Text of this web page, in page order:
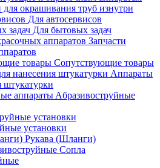
для окрашивания труб изнутри
Для автосервисов
Для бытовых задач
Запчасти
Сопутствующие товары
Аппараты
штукатурки
Aбразивоструйные
установки
Рукава (Шланги)
Сопла